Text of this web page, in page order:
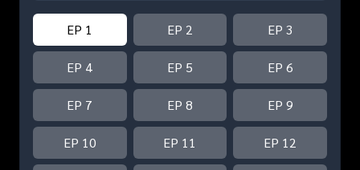
EP 1 EP 2 EP 3
EP 4 EP 5 EP 6
EP 7 EP 8 EP 9
EP 10 EP 11 EP 12